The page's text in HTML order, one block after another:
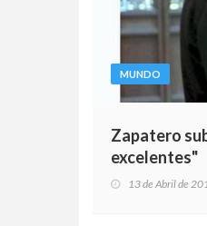
MUNDO
Zapatero
excelentes"
13 de Abril de